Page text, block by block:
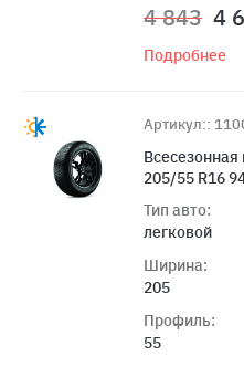
4 843 4
Подробнее
Артикул::
205/55 R16
Тип авто:
легковой
Ширина:
205
Профиль:
55